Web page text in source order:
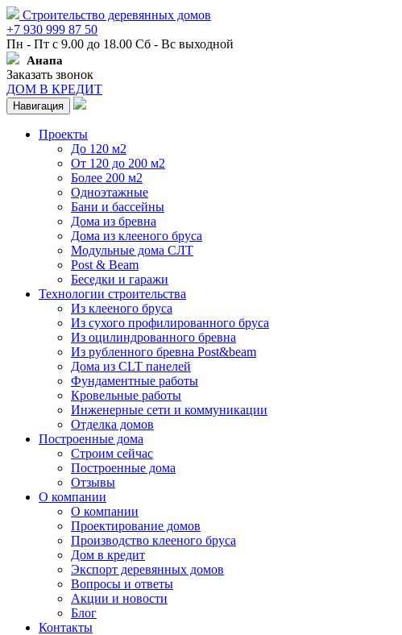
Строительство деревянных домов
+7 930 999 87 50
Пн - Пт с 9.00 до 18.00 Сб - Вс выходной
Анапа
Заказать звонок
ДОМ В КРЕДИТ
Навигация
Проекты
До 120 м2
От 120 до 200 м2
Более 200 м2
Одноэтажные
Бани и бассейны
Дома из бревна
Дома из клееного бруса
Модульные дома СЛТ
Post & Beam
Беседки и гаражи
Технологии строительства
Из клееного бруса
Из сухого профилированного бруса
Из оцилиндрованного бревна
Из рубленного бревна Post&beam
Дома из CLT панелей
Фундаментные работы
Кровельные работы
Инженерные сети и коммуникации
Отделка домов
Построенные дома
Строим сейчас
Построенные дома
Отзывы
О компании
О компании
Проектирование домов
Производство клееного бруса
Дом в кредит
Экспорт деревянных домов
Вопросы и ответы
Акции и новости
Блог
Контакты